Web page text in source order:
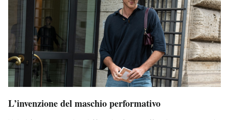
L’invenzione del maschio performativo